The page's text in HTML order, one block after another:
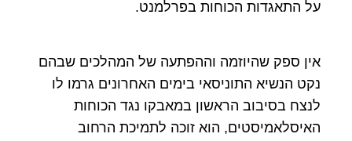
על התאגדות הכוחות בפרלמנט.
אין ספק שהיוזמה וההפתעה של המהלכים שבהם
נקט הנשיא התוניסאי בימים האחרונים גרמו לו
לנצח בסיבוב הראשון במאבקו נגד הכוחות
האיסלאמיסטים, הוא זוכה לתמיכת הרחוב